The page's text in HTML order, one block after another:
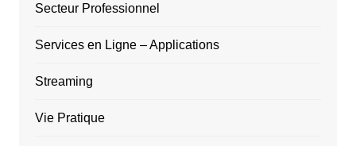
Secteur Professionnel
Services en Ligne – Applications
Streaming
Vie Pratique